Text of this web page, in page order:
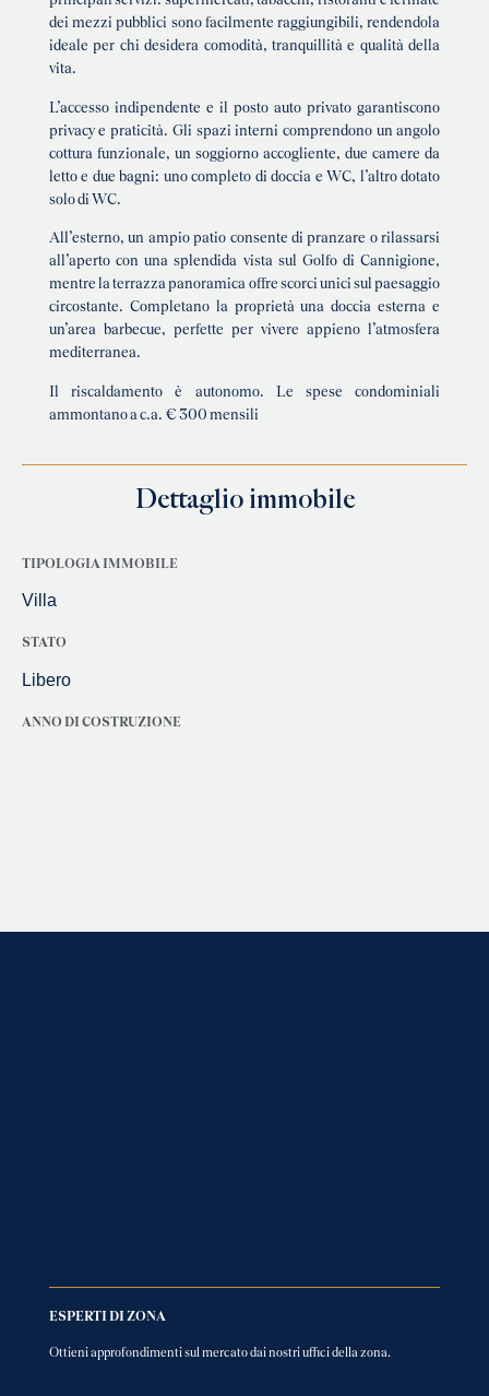
dei mezzi pubblici sono facilmente raggiungibili, rendendola
ideale per chi desidera comodità, tranquillità e qualità della
vita.
L’accesso indipendente e il posto auto privato garantiscono
privacy e praticità. Gli spazi interni comprendono un angolo
cottura funzionale, un soggiorno accogliente, due camere da
letto e due bagni: uno completo di doccia e WC, l’altro dotato
solo di WC.
All’esterno, un ampio patio consente di pranzare o rilassarsi
all’aperto con una splendida vista sul Golfo di Cannigione,
mentre la terrazza panoramica offre scorci unici sul paesaggio
circostante. Completano la proprietà una doccia esterna e
un’area barbecue, perfette per vivere appieno l’atmosfera
mediterranea.
Il riscaldamento è autonomo. Le spese condominiali
ammontano a c.a. € 300 mensili
Dettaglio immobile
TIPOLOGIA IMMOBILE
Villa
STATO
Libero
ANNO DI COSTRUZIONE
ESPERTI DI ZONA
Ottieni approfondimenti sul mercato dai nostri uffici della zona.